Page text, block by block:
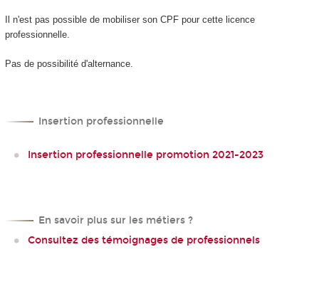
Il n'est pas possible de mobiliser son CPFpour cette licence
professionnelle.
Pas de possibilité d'alternance.
Insertion professionnelle
Insertion professionnelle promotion 2021-2023
En savoir plus sur les métiers ?
Consultez des témoignages de professionnels